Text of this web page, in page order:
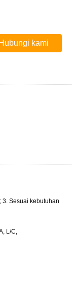
Hubungi kami
3. Sesuai kebutuhan
L/C,